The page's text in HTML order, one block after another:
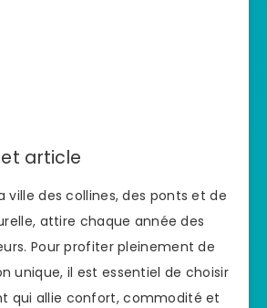
article
ville des collines, des ponts et de
attire chaque année des
Pour profiter pleinement de
unique, il est essentiel de choisir
qui allie confort, commodité et